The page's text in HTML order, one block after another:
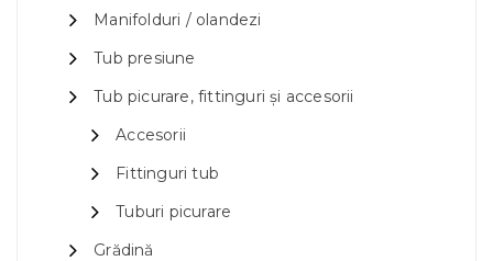
Manifolduri / olandezi
Tub presiune
Tub picurare, fittinguri și accesorii
Accesorii
Fittinguri tub
Tuburi picurare
Grădină